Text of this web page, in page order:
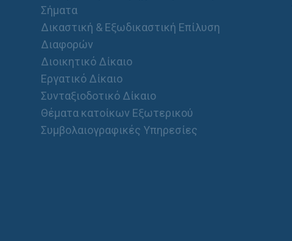
Σήματα
Δικαστική & Εξωδικαστική Επίλυση
Διαφορών
Διοικητικό Δίκαιο
Εργατικό Δίκαιο
Συνταξιοδοτικό Δίκαιο
Θέματα κατοίκων Εξωτερικού
Συμβολαιογραφικές Υπηρεσίες